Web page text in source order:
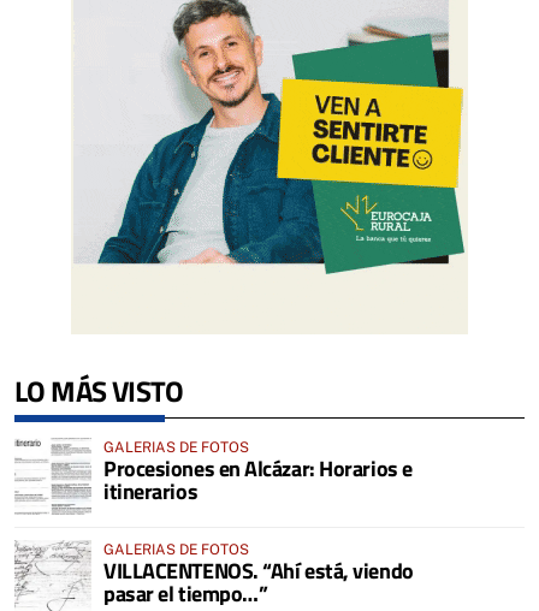
LO MÁS VISTO
GALERIAS DE FOTOS
Procesiones en Alcázar: Horarios e
itinerarios
GALERIAS DE FOTOS
VILLACENTENOS. “Ahí está, viendo
pasar el tiempo…”